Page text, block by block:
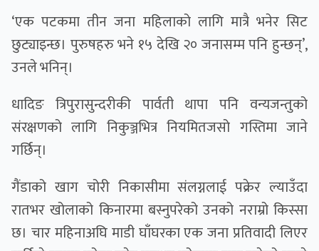
‘एक पटकमा तीन जना महिलाको लागि मात्रै भनेर सिट
छुट्याइन्छ। पुरुषहरु भने १५ देखि २० जनासम्म पनि हुन्छन्’,
उनले भनिन्।
धादिङ त्रिपुरासुन्दरीकी पार्वती थापा पनि वन्यजन्तुको
संरक्षणको लागि निकुञ्जभित्र नियमितजसो गस्तिमा जाने
गर्छिन्।
गैंडाको खाग चोरी निकासीमा संलग्नलाई पक्रेर ल्याउँदा
रातभर खोलाको किनारमा बस्नुपरेको उनको नराम्रो किस्सा
छ। चार महिनाअघि माडी घाँघरका एक जना प्रतिवादी लिएर